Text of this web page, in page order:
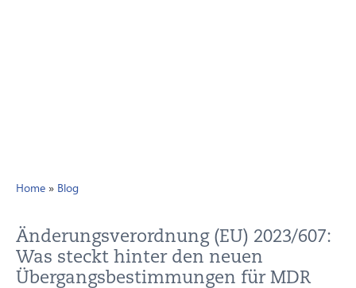
Home » Blog
Änderungsverordnung (EU) 2023/607:
Was steckt hinter den neuen
Übergangsbestimmungen für MDR